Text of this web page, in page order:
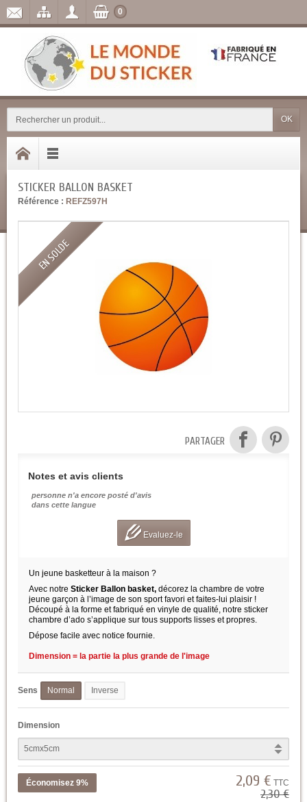
OK
0
STICKER BALLON BASKET
Référence : REFZ597H
EN SOLDE
PARTAGER
Notes et avis clients
personne n'a encore posté d'avis
dans cette langue
Evaluez-le
Un jeune basketteur à la maison ?
Avec notre Sticker Ballon basket, décorez la chambre de votre
jeune garçon à l’image de son sport favori et faites-lui plaisir !
Découpé à la forme et fabriqué en vinyle de qualité, notre sticker
chambre d’ado s’applique sur tous supports lisses et propres.
Dépose facile avec notice fournie.
Dimension = la partie la plus grande de l'image
Sens Normal Inverse
Dimension
Économisez 9% 2,09 € TTC
2,30 €